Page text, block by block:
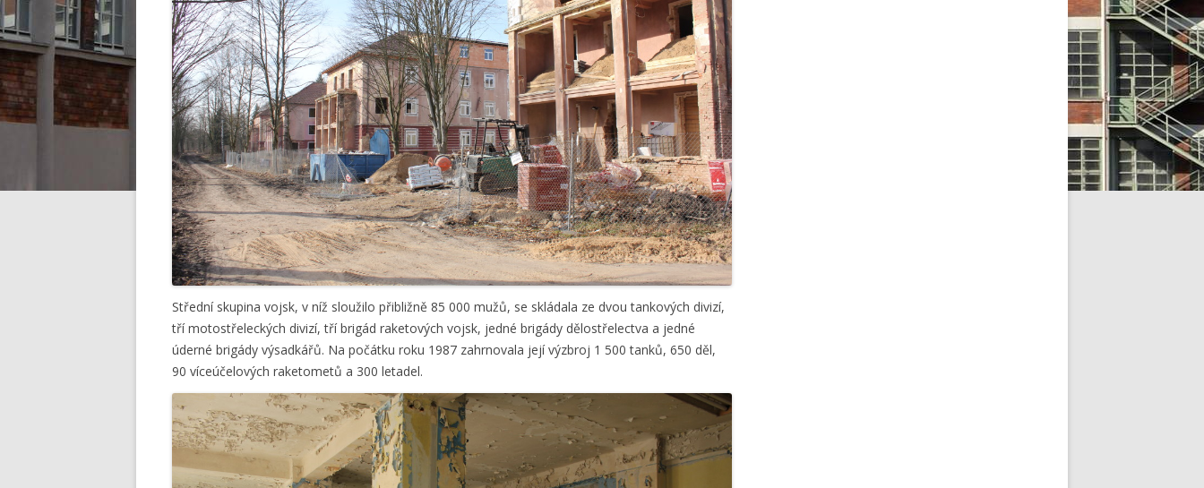
Střední skupina vojsk, v níž sloužilo přibližně 85 000 mužů, se skládala ze dvou tankových divizí,
tří motostřeleckých divizí, tří brigád raketových vojsk, jedné brigády dělostřelectva a jedné
úderné brigády výsadkářů. Na počátku roku 1987 zahrnovala její výzbroj 1 500 tanků, 650 děl,
90 víceúčelových raketometů a 300 letadel.